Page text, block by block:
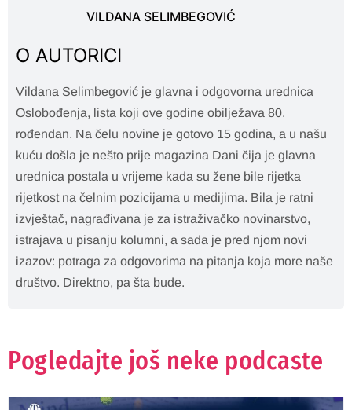
VILDANA SELIMBEGOVIĆ
O AUTORICI
Vildana Selimbegović je glavna i odgovorna urednica
Oslobođenja, lista koji ove godine obilježava 80.
rođendan. Na čelu novine je gotovo 15 godina, a u našu
kuću došla je nešto prije magazina Dani čija je glavna
urednica postala u vrijeme kada su žene bile rijetka
rijetkost na čelnim pozicijama u medijima. Bila je ratni
izvještač, nagrađivana je za istraživačko novinarstvo,
istrajava u pisanju kolumni, a sada je pred njom novi
izazov: potraga za odgovorima na pitanja koja more naše
društvo. Direktno, pa šta bude.
Pogledajte još neke podcaste